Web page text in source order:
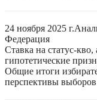
24 ноября 2025 г.
Федерация
Ставка на статус-
гипотетические
Общие итоги
перспективы выборов